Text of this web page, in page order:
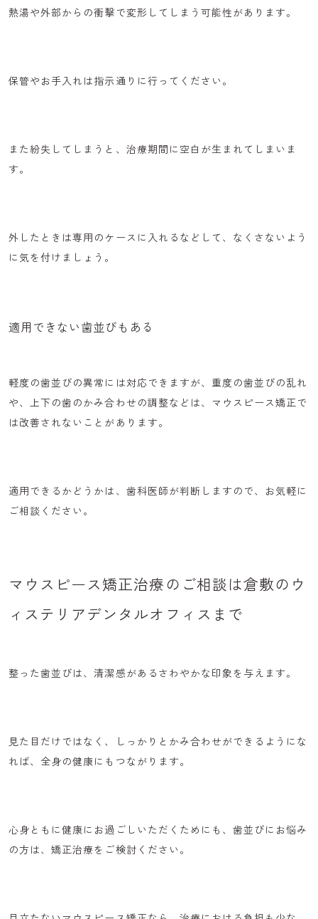
熱湯や外部からの衝撃で変形 してしまう可能性があります。
保管やお手入れは指示通りに行ってください。
また紛失してしまうと、治療期間に空白が生まれてしまいま
す。
外したときは専用のケースに入れるなどして、なくさないよう
に気を付けましょう。
適用できない歯並びもある
軽度の歯並びの異常には対応できますが、 重度の歯並びの乱れ
や、上下の歯のかみ合わせの調整などは、マウスピース矯正で
は改善されないことがあります。
適用できるかどうかは、歯科医師が判断しますので、お気軽に
ご相談ください。
マウスピース矯正治療のご相談は倉敷のウ
ィステリアデンタルオフィスまで
整った歯並びは、清潔感があるさわやかな印象を与えます。
見た目だけではなく、しっかりとかみ合わせができるようにな
れば、全身の健康にもつながります。
心身ともに健康にお過ごしいただくためにも、歯並びにお悩み
の方は、矯正治療をご検討ください。